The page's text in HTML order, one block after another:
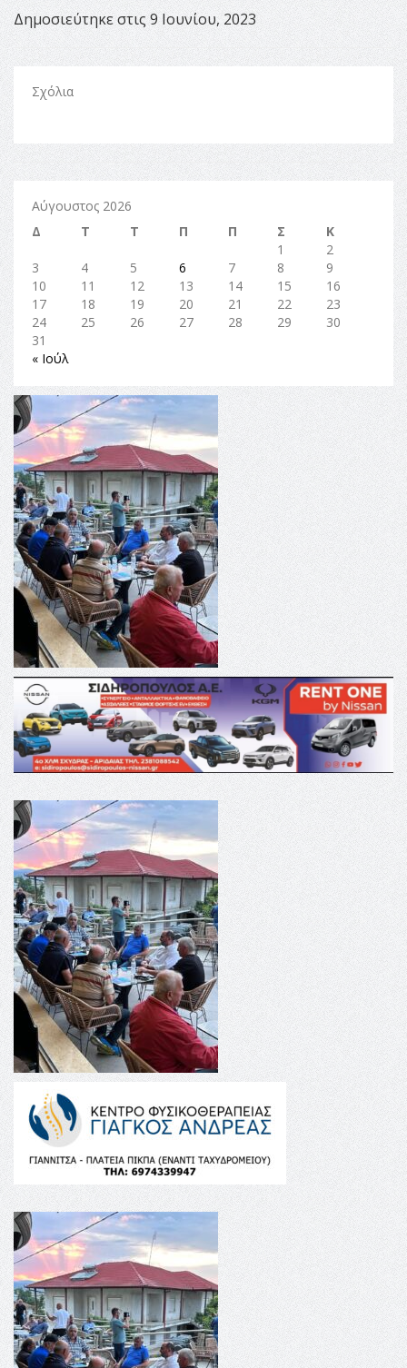
Δημοσιεύτηκε στις 9 Ιουνίου, 2023
Σχόλια
Αύγουστος 2026
Δ
Τ Τ Π Π Σ
Κ
1
2
3
4 5 6 7 8
9
10
11 12 13 14 15
16
17
18 19 20 21 22
23
24
25 26 27 28 29
30
31
« Ιούλ